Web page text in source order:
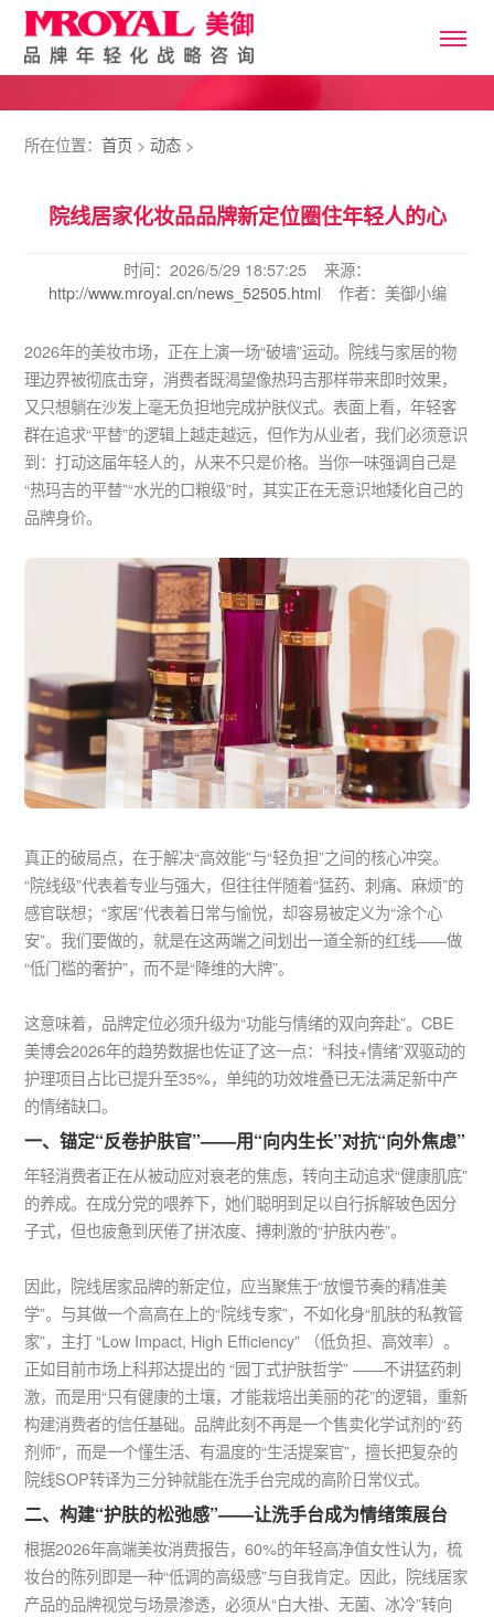
所在位置：首页 >动态 >
院线居家化妆品品牌新定位圈住年轻人的心
时间：2026/5/29 18:57:25 来源：
http://www.mroyal.cn/news_52505.html作者：美御小编
2026年的美妆市场，正在上演一场“破墙”运动。院线与家居的物
理边界被彻底击穿，消费者既渴望像热玛吉那样带来即时效果，
又只想躺在沙发上毫无负担地完成护肤仪式。表面上看，年轻客
群在追求“平替”的逻辑上越走越远，但作为从业者，我们必须意识
到：打动这届年轻人的，从来不只是价格。当你一味强调自己是
“热玛吉的平替”“水光的口粮级”时，其实正在无意识地矮化自己的
品牌身价。
真正的破局点，在于解决“高效能”与“轻负担”之间的核心冲突。
“院线级”代表着专业与强大，但往往伴随着“猛药、刺痛、麻烦”的
感官联想；“家居”代表着日常与愉悦，却容易被定义为“涂个心
安”。我们要做的，就是在这两端之间划出一道全新的红线——做
“低门槛的奢护”，而不是“降维的大牌”。
这意味着，品牌定位必须升级为“功能与情绪的双向奔赴”。CBE
美博会2026年的趋势数据也佐证了这一点：“科技+情绪”双驱动的
护理项目占比已提升至35%，单纯的功效堆叠已无法满足新中产
的情绪缺口。
一、锚定“反卷护肤官”——用“向内生长”对抗“向外焦虑”
年轻消费者正在从被动应对衰老的焦虑，转向主动追求“健康肌底”
的养成。在成分党的喂养下，她们聪明到足以自行拆解玻色因分
子式，但也疲惫到厌倦了拼浓度、搏刺激的“护肤内卷”。
因此，院线居家品牌的新定位，应当聚焦于“放慢节奏的精准美
学”。与其做一个高高在上的“院线专家”，不如化身“肌肤的私教管
家”，主打 “Low Impact, High Efficiency” （低负担、高效率）。
正如目前市场上科邦达提出的 “园丁式护肤哲学” ——不讲猛药刺
激，而是用“只有健康的土壤，才能栽培出美丽的花”的逻辑，重新
构建消费者的信任基础。品牌此刻不再是一个售卖化学试剂的“药
剂师”，而是一个懂生活、有温度的“生活提案官”，擅长把复杂的
院线SOP转译为三分钟就能在洗手台完成的高阶日常仪式。
二、构建“护肤的松弛感”——让洗手台成为情绪策展台
根据2026年高端美妆消费报告，60%的年轻高净值女性认为，梳
妆台的陈列即是一种“低调的高级感”与自我肯定。因此，院线居家
产品的品牌视觉与场景渗透，必须从“白大褂、无菌、冰冷”转向